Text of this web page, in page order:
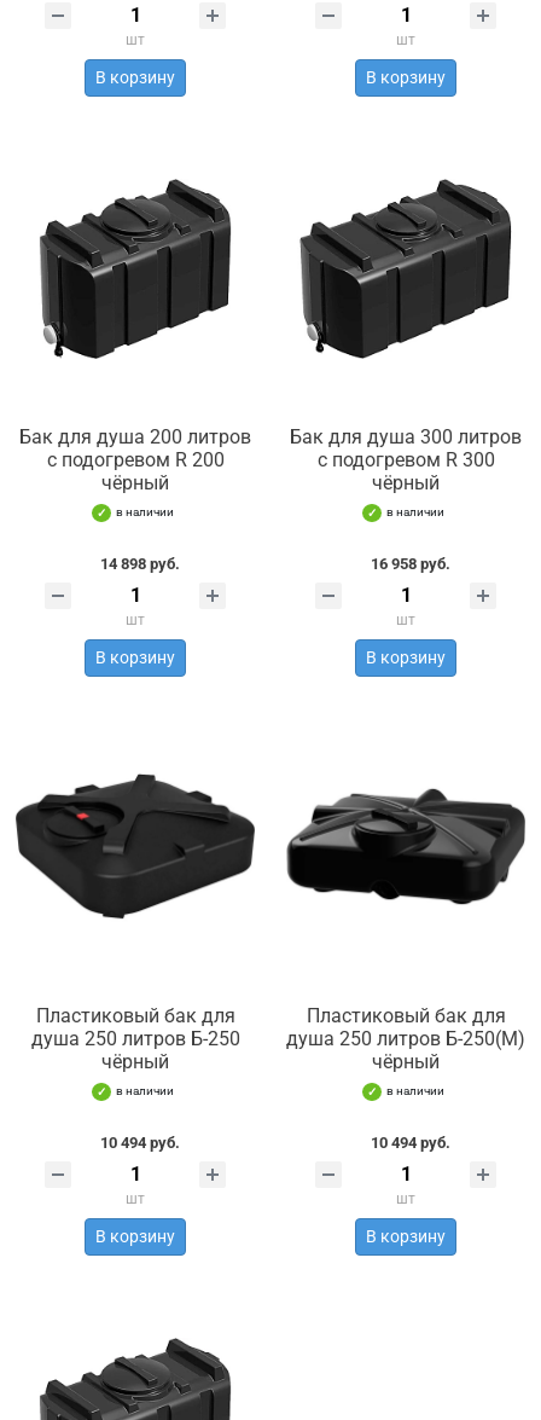
шт
В корзину
шт
В корзину
Бак для душа 200 литров
с подогревом R 200
чёрный
в наличии
14 898 руб.
шт
В корзину
Бак для душа 300 литров
с подогревом R 300
чёрный
в наличии
16 958 руб.
шт
В корзину
Пластиковый бак для
душа 250 литров Б-250
чёрный
в наличии
10 494 руб.
шт
В корзину
Пластиковый бак для
душа 250 литров Б-250(М)
чёрный
в наличии
10 494 руб.
шт
В корзину